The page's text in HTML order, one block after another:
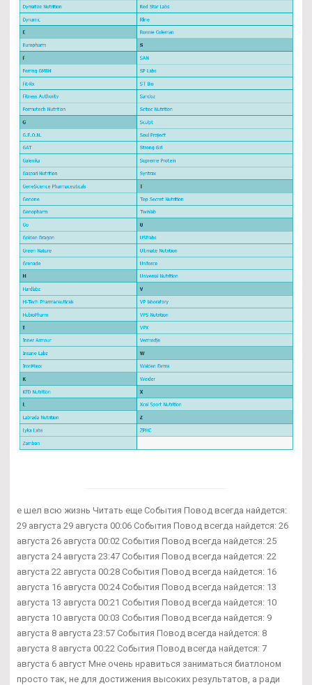
е шел всю жизнь Читать еще События Повод всегда найдется:
29 августа 29 августа 00:06 События Повод всегда найдется: 26
августа 26 августа 00:02 События Повод всегда найдется: 25
августа 24 августа 23:47 События Повод всегда найдется: 22
августа 22 августа 00:28 События Повод всегда найдется: 16
августа 16 августа 00:24 События Повод всегда найдется: 13
августа 13 августа 00:21 События Повод всегда найдется: 10
августа 10 августа 00:03 События Повод всегда найдется: 9
августа 8 августа 23:57 События Повод всегда найдется: 8
августа 8 августа 00:22 События Повод всегда найдется: 7
августа 6 август Мне очень нравиться заниматься биатлоном
просто так, не для достижения высоких результатов, а ради